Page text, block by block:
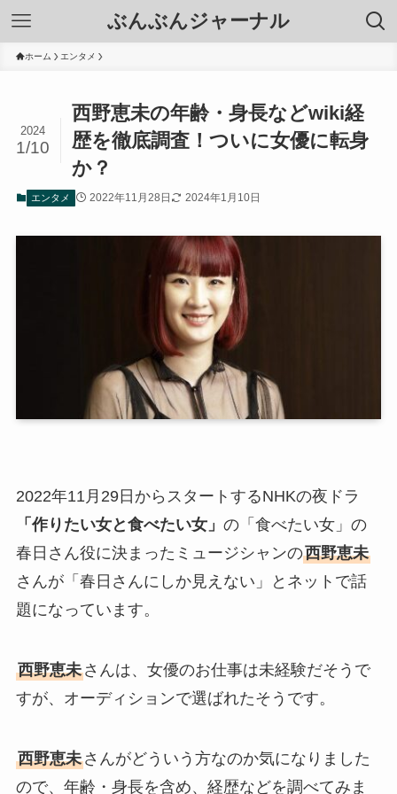
ぶんぶんジャーナル
ホーム エンタメ
西野恵未の年齢・身長などwiki経
歴を徹底調査！ついに女優に転身
か？
2024
1/10
エンタメ 2022年11月28日 2024年1月10日
2022年11月29日からスタートするNHKの夜ドラ
「作りたい女と食べたい女」 の「食べたい女」の
春日さん役に決まったミュージシャンの西野恵未
さんが「春日さんにしか見えない」とネットで話
題になっています。
西野恵未さんは、女優のお仕事は未経験だそうで
すが、オーディションで選ばれたそうです。
西野恵未さんがどういう方なのか気になりました
ので、年齢・身長を含め、経歴などを調べてみま